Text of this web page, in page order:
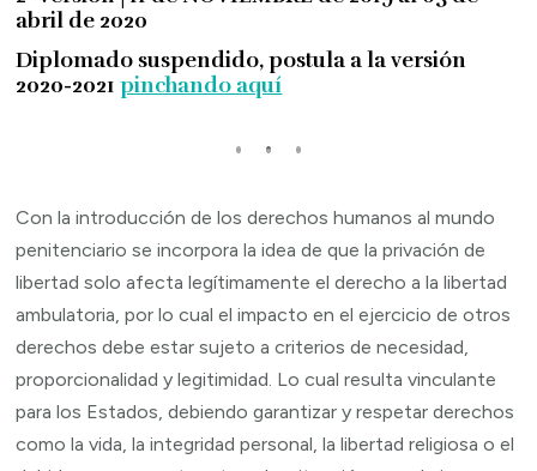
abril de 2020
Diplomado suspendido, postula a la versión
2020-2021pinchando aquí
Con la introducción de los derechos humanos al mundo
penitenciario se incorpora la idea de que la privación de
libertad solo afecta legítimamente el derecho a la libertad
ambulatoria, por lo cual el impacto en el ejercicio de otros
derechos debe estar sujeto a criterios de necesidad,
proporcionalidad y legitimidad. Lo cual resulta vinculante
para los Estados, debiendo garantizar y respetar derechos
como la vida, la integridad personal, la libertad religiosa o el